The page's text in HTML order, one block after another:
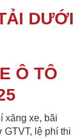
DƯỚI
Ô TÔ
xăng xe, bãi
lệ phí thi